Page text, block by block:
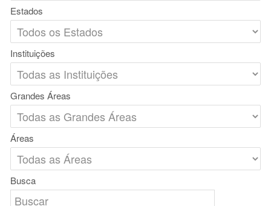
Estados
Instituições
Grandes Áreas
Áreas
Busca